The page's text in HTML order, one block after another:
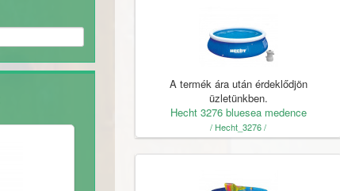
A termék ára után érdeklődjön
üzletünkben.
Hecht 3276 bluesea medence
/ Hecht_3276 /